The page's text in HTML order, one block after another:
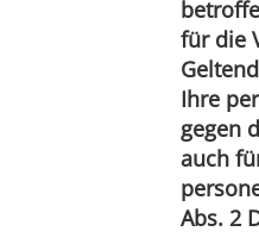
für die
Ihre
gegen
auch
Abs. 2